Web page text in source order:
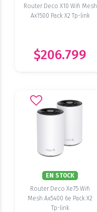
Router Deco X10 Wifi Mesh
Ax1500 Pack X2 Tp-link
$206.799
EN STOCK
Router Deco Xe75 Wifi
Mesh Ax5400 6e Pack X2
Tp-link